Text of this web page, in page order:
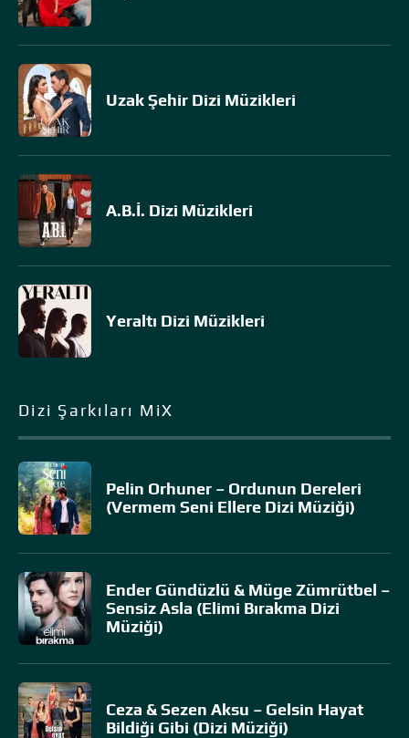
Uzak Şehir Dizi Müzikleri
A.B.İ. Dizi Müzikleri
Yeraltı Dizi Müzikleri
Dizi Şarkıları MiX
Pelin Orhuner – Ordunun Dereleri
(Vermem Seni Ellere Dizi Müziği)
Ender Gündüzlü & Müge Zümrütbel –
Sensiz Asla (Elimi Bırakma Dizi
Müziği)
Ceza & Sezen Aksu – Gelsin Hayat
Bildiği Gibi (Dizi Müziği)